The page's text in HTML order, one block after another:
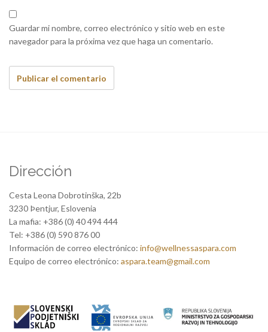
Guardar mi nombre, correo electrónico y sitio web en este
navegador para la próxima vez que haga un comentario.
Dirección
Cesta Leona Dobrotinška, 22b
3230 Þentjur, Eslovenia
La mafia: +386 (0) 40 494 444
Tel: +386 (0) 590 876 00
Información de correo electrónico: info@wellnessaspara.com
Equipo de correo electrónico: aspara.team@gmail.com